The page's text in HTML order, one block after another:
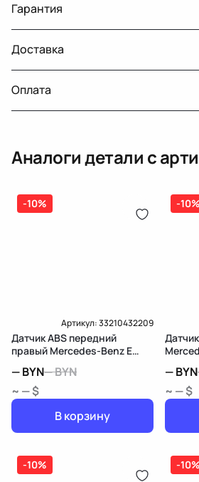
Авто
Год
Тег
Гарантия
Двигатели с навесным или без
оборудования
Датчик давления топлива, насос
топлива, ТНВД (бензин, дизель),
бензиновая (дизельная)
(распределитель впрыска
дозатор-распределитель
Доставка
Оплата
Оплата онлайн
Аналоги детали с
-10%
Артикул:33210432209
Датчик ABS передний
правый Mercedes-Benz E
—BYN—BYN
~ — $
В корзину
-10%
—BYN
~ — $
-10% -10%